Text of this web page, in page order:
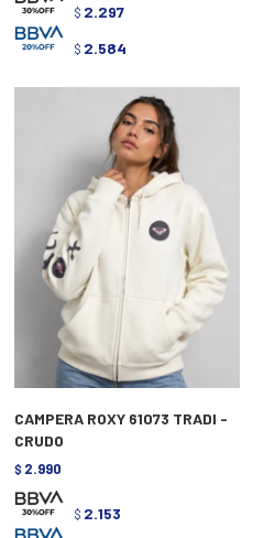
$ 2.297
$ 2.584
CAMPERA ROXY 61073 TRADI -
CRUDO
$ 2.990
$ 2.153